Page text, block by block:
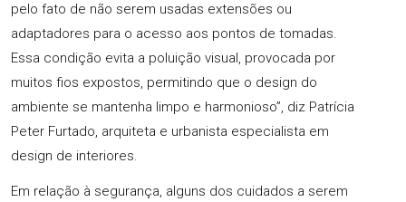
pelo fato de não serem usadas extensões ou
adaptadores para o acesso aos pontos de tomadas.
Essa condição evita a poluição visual, provocada por
muitos fios expostos, permitindo que o design do
ambiente se mantenha limpo e harmonioso”, diz Patrícia
Peter Furtado, arquiteta e urbanista especialista em
design de interiores.
Em relação à segurança, alguns dos cuidados a serem